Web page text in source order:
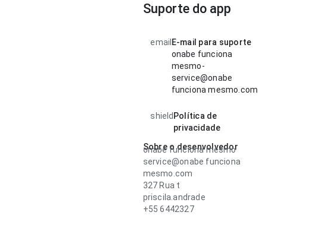
Suporte do app
email E-mail para suporte
onabe funciona
mesmo-
service@onabe
funciona mesmo.com
shield Política de
privacidade
Sobre o desenvolvedor
onabe funciona mesmo
service@onabe funciona
mesmo.com
327 Rua t
priscila.andrade
+55 6442327